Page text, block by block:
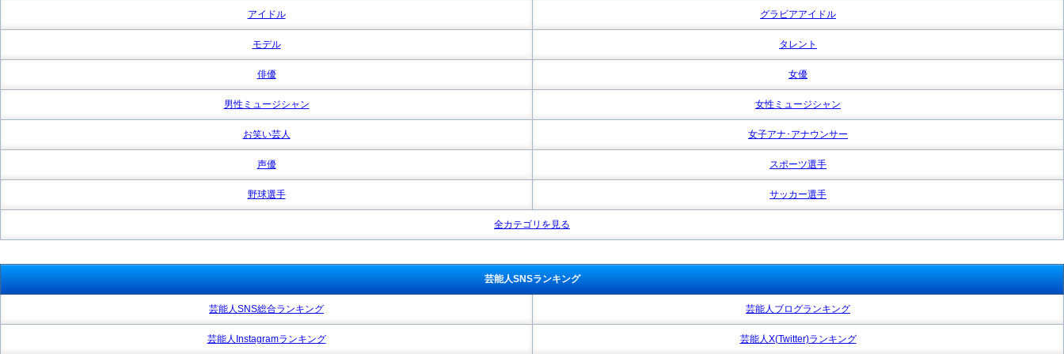
アイドル グラビアアイドル
モデル タレント
俳優 女優
男性ミュージシャン 女性ミュージシャン
お笑い芸人 女子アナ･アナウンサー
声優 スポーツ選手
野球選手 サッカー選手
全カテゴリを見る
芸能人SNSランキング
芸能人SNS総合ランキング 芸能人ブログランキング
芸能人Instagramランキング 芸能人X(Twitter)ランキング